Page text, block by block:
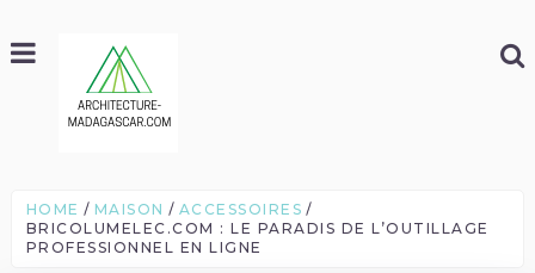
HOME MAISON
ACCESSOIRES
BRICOLUMELEC.COM : LE PARADIS DE L’OUTILLAGE
PROFESSIONNEL EN LIGNE